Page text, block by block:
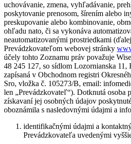
uchovávanie, zmena, vyhľadávanie,
poskytovanie prenosom, šírením alebo
preskupovanie alebo kombinovanie,
ohľadu nato, či sa vykonáva
neautomatizovanými prostriedkami
Prevádzkovateľom webovej stránky
účely tohto Zoznamu práv považuje
48 245 127, so sídlom Lozornianska 11,
zapísaná v Obchodnom registri
Sro, vložka č. 105273/B, email:
len „Prevádzkovateľ“). Dotknutá osoba
získavaní jej osobných údajov
oboznámila s nasledovnými údajmi a
identifikačnými údajmi a
Prevádzkovateľa uvedenými